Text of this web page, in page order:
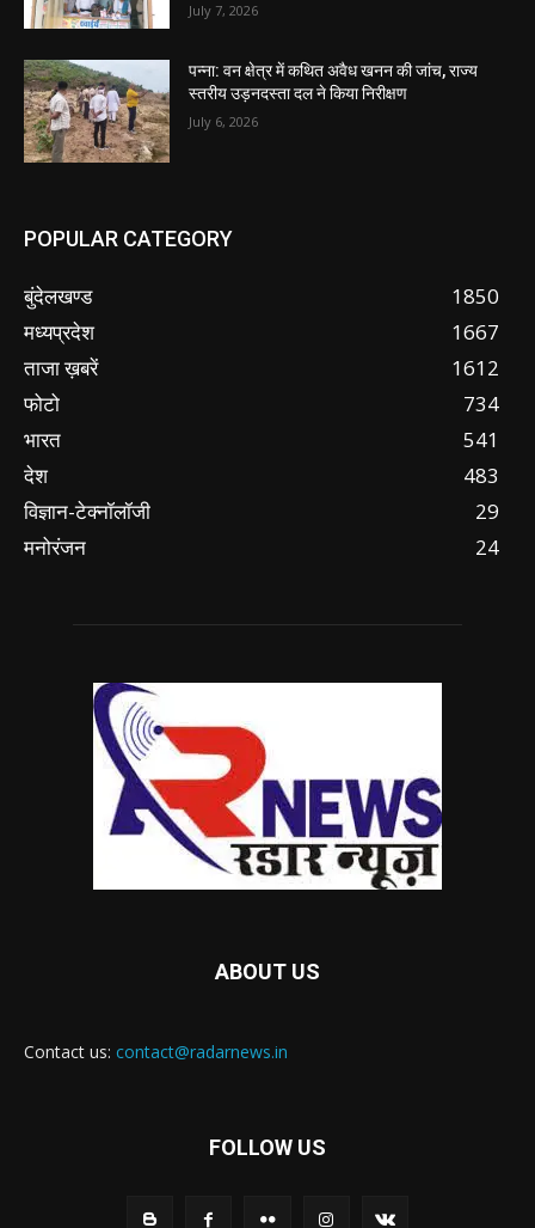
July 7, 2026
पन्ना: वन क्षेत्र में कथित अवैध खनन की जांच, राज्य
स्तरीय उड़नदस्ता दल ने किया निरीक्षण
July 6, 2026
POPULAR CATEGORY
बुंदेलखण्ड
1850
मध्यप्रदेश
1667
ताजा ख़बरें
1612
फोटो
734
भारत
541
देश
483
विज्ञान-टेक्नॉलॉजी
29
मनोरंजन
24
ABOUT US
Contact us: contact@radarnews.in
FOLLOW US